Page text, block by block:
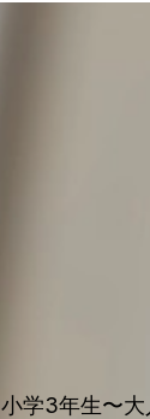
小学3年生〜